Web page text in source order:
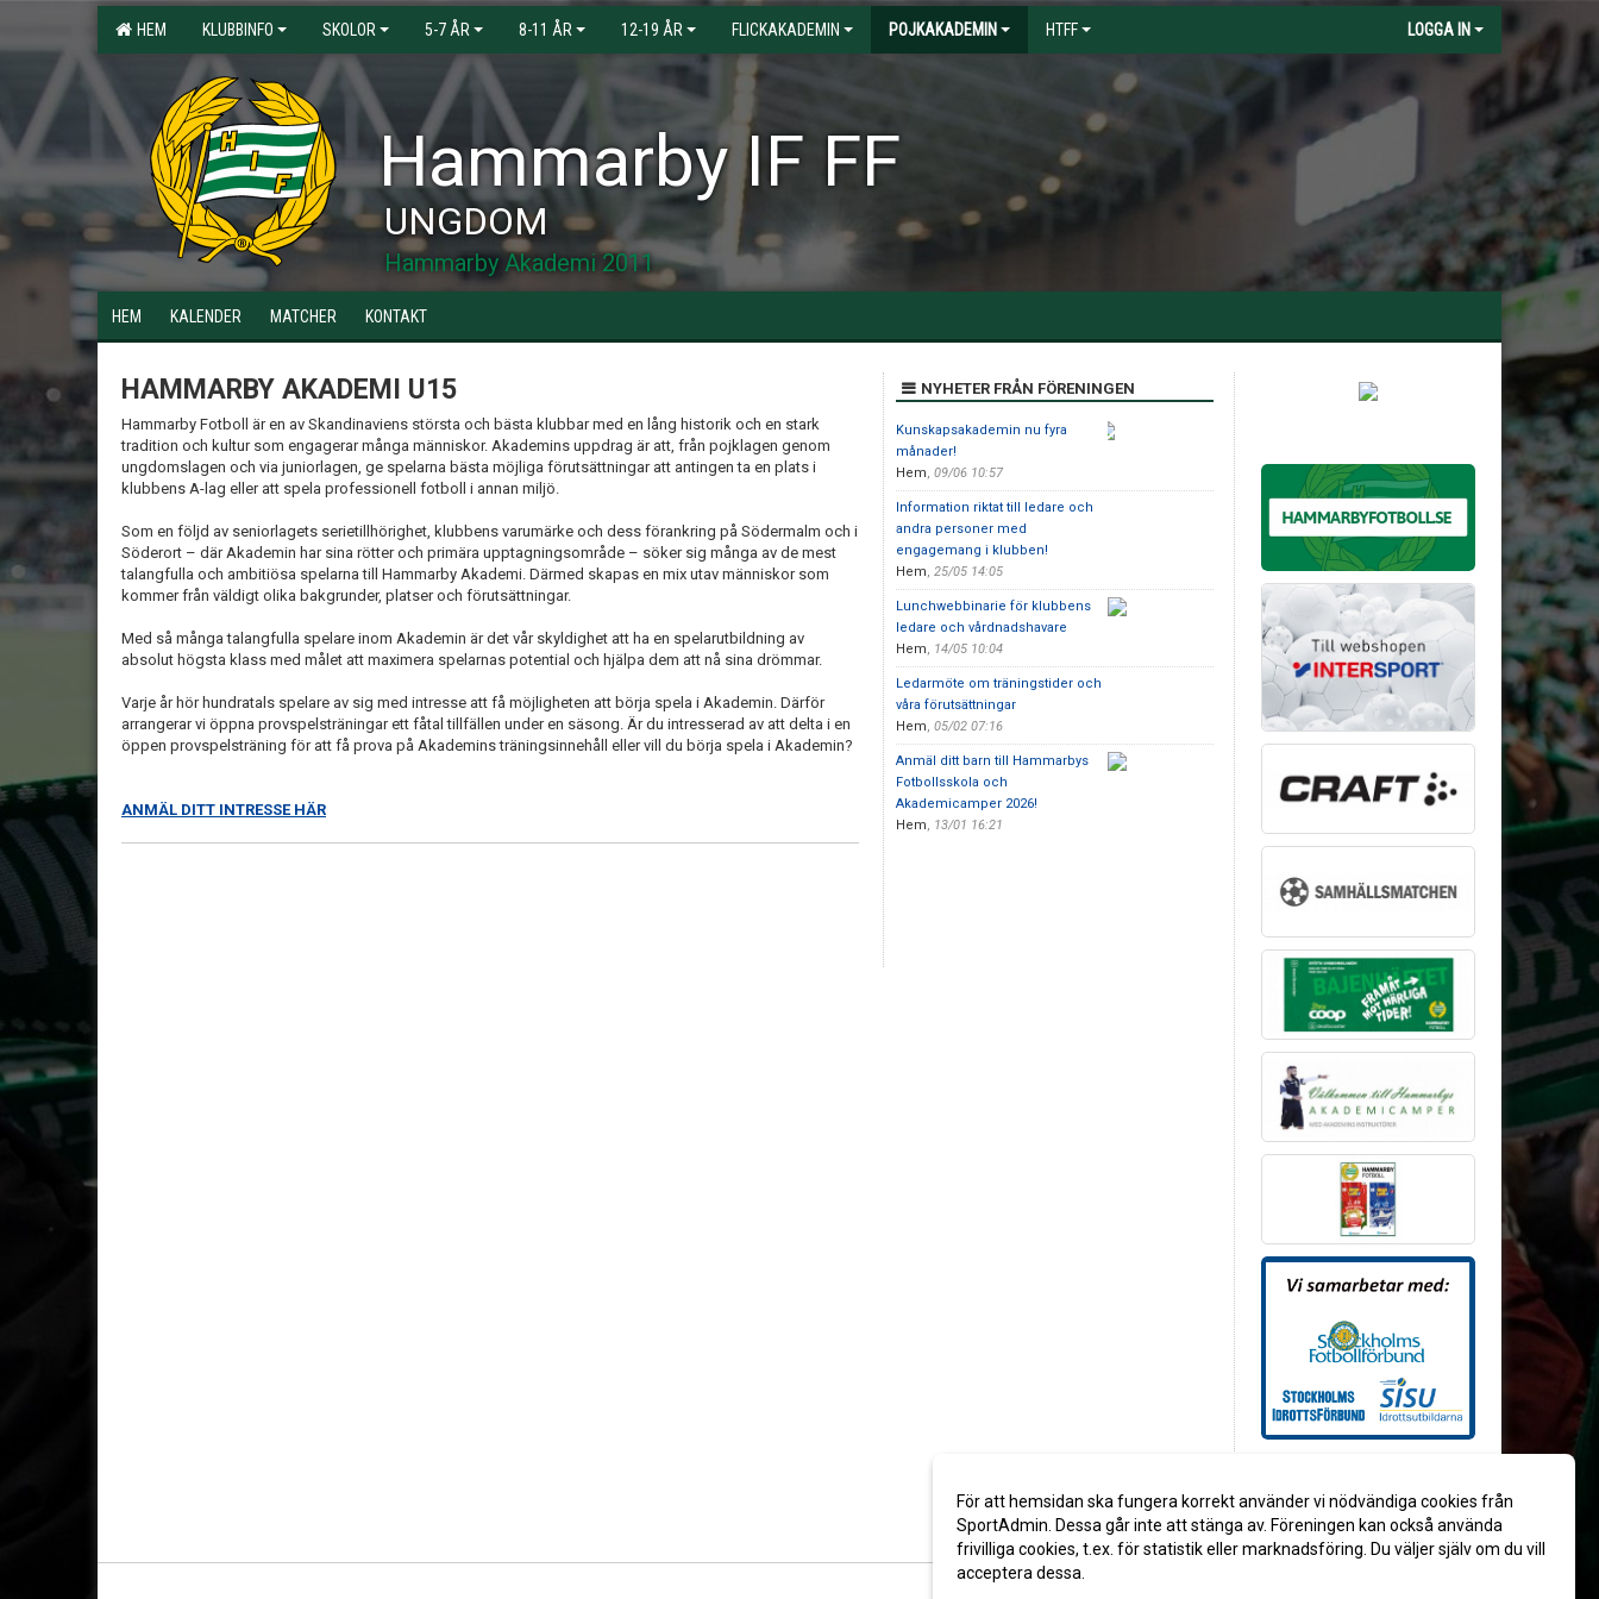
HEM KLUBBINFO SKOLOR 5-7 ÅR 8-11 ÅR 12-19 ÅR FLICKAKADEMIN POJKAKADEMIN HTFF LOGGA IN
Hammarby IF FF
UNGDOM
Hammarby Akademi 2011
HEM KALENDER MATCHER KONTAKT
HAMMARBY AKADEMI U15
Hammarby Fotboll är en av Skandinaviens största och bästa klubbar med en lång historik och en stark
tradition och kultur som engagerar många människor. Akademins uppdrag är att, från pojklagen genom
ungdomslagen och via juniorlagen, ge spelarna bästa möjliga förutsättningar att antingen ta en plats i
klubbens A-lag eller att spela professionell fotboll i annan miljö.
Som en följd av seniorlagets serietillhörighet, klubbens varumärke och dess förankring på Södermalm och i
Söderort – där Akademin har sina rötter och primära upptagningsområde – söker sig många av de mest
talangfulla och ambitiösa spelarna till Hammarby Akademi. Därmed skapas en mix utav människor som
kommer från väldigt olika bakgrunder, platser och förutsättningar.
Med så många talangfulla spelare inom Akademin är det vår skyldighet att ha en spelarutbildning av
absolut högsta klass med målet att maximera spelarnas potential och hjälpa dem att nå sina drömmar.
Varje år hör hundratals spelare av sig med intresse att få möjligheten att börja spela i Akademin. Därför
arrangerar vi öppna provspelsträningar ett fåtal tillfällen under en säsong. Är du intresserad av att delta i en
öppen provspelsträning för att få prova på Akademins träningsinnehåll eller vill du börja spela i Akademin?
ANMÄL DITT INTRESSE HÄR
NYHETER FRÅN FÖRENINGEN
Kunskapsakademin nu fyra
månader!
Hem, 09/06 10:57
Information riktat till ledare och
andra personer med
engagemang i klubben!
Hem, 25/05 14:05
Lunchwebbinarie för klubbens
ledare och vårdnadshavare
Hem, 14/05 10:04
Ledarmöte om träningstider och
våra förutsättningar
Hem, 05/02 07:16
Anmäl ditt barn till Hammarbys
Fotbollsskola och
Akademicamper 2026!
Hem, 13/01 16:21
För att hemsidan ska fungera korrekt använder vi nödvändiga cookies från
SportAdmin. Dessa går inte att stänga av. Föreningen kan också använda
frivilliga cookies, t.ex. för statistik eller marknadsföring. Du väljer själv om du vill
acceptera dessa.